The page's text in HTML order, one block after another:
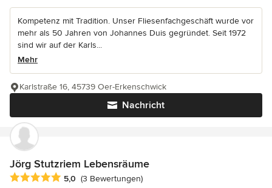
Kompetenz mit Tradition. Unser Fliesenfachgeschäft wurde vor
mehr als 50 Jahren von Johannes Duis gegründet. Seit 1972
sind wir auf der Karls...
Mehr
Nachricht
Karlstraße 16, 45739 Oer-Erkenschwick
Jörg Stutzriem Lebensräume
Durchschnittliche Bewertung: 5 von 5 Sternen
5,0 (3 Bewertungen)